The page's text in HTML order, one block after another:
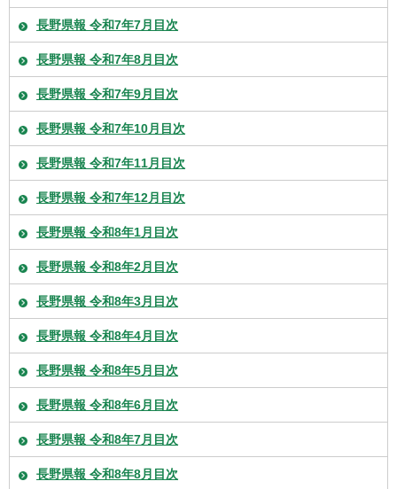
長野県報 令和7年7月目次
長野県報 令和7年8月目次
長野県報 令和7年9月目次
長野県報 令和7年10月目次
長野県報 令和7年11月目次
長野県報 令和7年12月目次
長野県報 令和8年1月目次
長野県報 令和8年2月目次
長野県報 令和8年3月目次
長野県報 令和8年4月目次
長野県報 令和8年5月目次
長野県報 令和8年6月目次
長野県報 令和8年7月目次
長野県報 令和8年8月目次